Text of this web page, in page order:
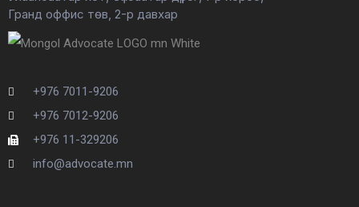
Гранд оффис төв, 2-р давхар
+976 7011-9206
+976 7012-9206
+976 11-329206
info@advocate.mn